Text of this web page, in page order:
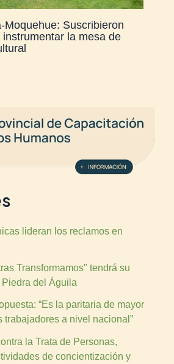
Moquehue: Suscribieron
la mesa de
lideran los reclamos en
Transformamos" tendrá su
del Águila
“Es la paritaria de mayor
trabajadores a nivel nacional”
la Trata de Personas,
de concientización y